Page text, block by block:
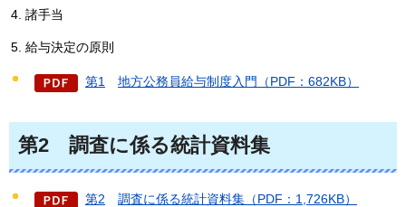
諸手当
給与決定の原則
第1 地方公務員給与制度入門 （PDF：682KB）
第2 調査に係る統計資料集
第2 調査に係る統計資料集 （PDF：1,726KB）